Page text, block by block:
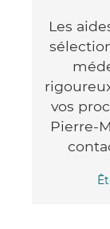
Les
vos
Pierre-